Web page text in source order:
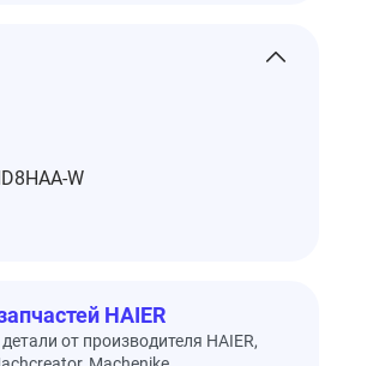
W
HAIER
от производителя HAIER,